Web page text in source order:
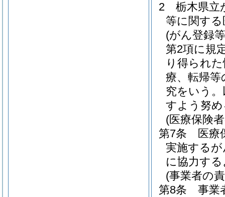
2
栃木県立
等に関す
(がん登録
第2項に規
り得られ
療、転帰
究をいう
すよう努
(医療保険
第7条
医療
実施する
に協力す
(事業者の
第8条
事業